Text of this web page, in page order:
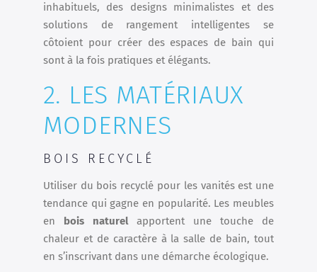
inhabituels, des designs minimalistes et des
solutions de rangement intelligentes se
côtoient pour créer des espaces de bain qui
sont à la fois pratiques et élégants.
2. LES MATÉRIAUX
MODERNES
BOIS RECYCLÉ
Utiliser du bois recyclé pour les vanités est une
tendance qui gagne en popularité. Les meubles
en bois naturelapportent une touche de
chaleur et de caractère à la salle de bain, tout
en s’inscrivant dans une démarche écologique.